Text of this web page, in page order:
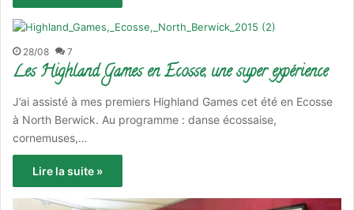
28/08 7
Les Highland Games en Ecosse, une super expérience
J’ai assisté à mes premiers Highland Games cet été en Ecosse
à North Berwick. Au programme : danse écossaise,
cornemuses,…
Lire la suite »